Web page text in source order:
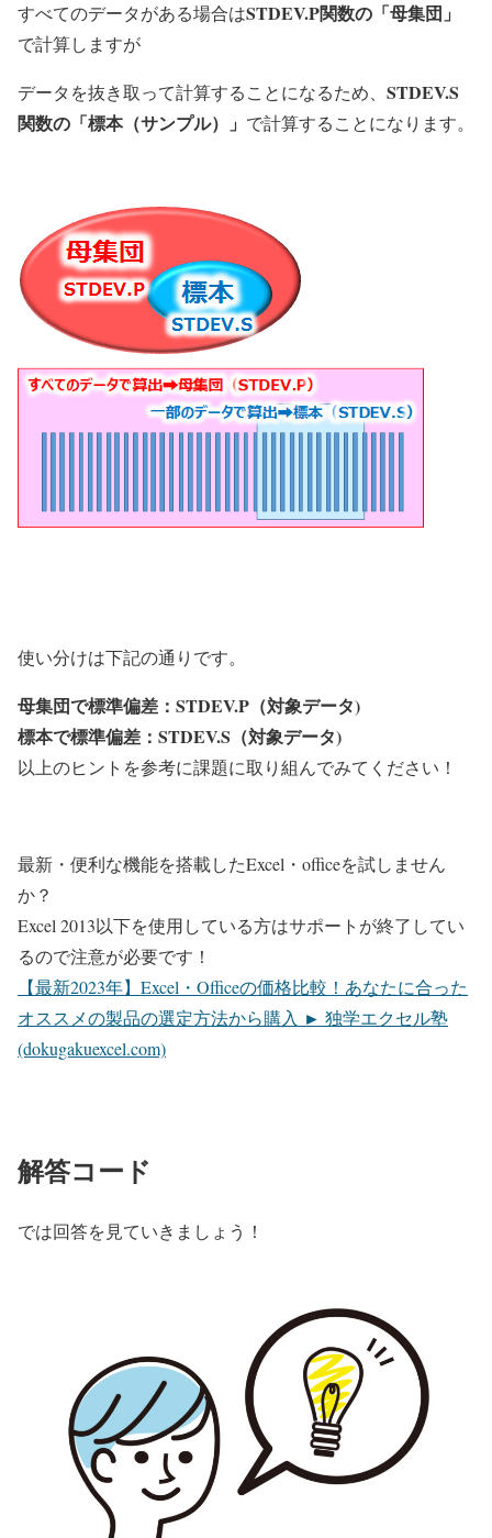
すべてのデータがある場合はSTDEV.P関数の「母集団」
で計算しますが
データを抜き取って計算することになるため、 STDEV.S
関数の「標本（サンプル）」 で計算することになります。
使い分けは下記の通りです。
母集団で標準偏差 ：STDEV.P（対象データ)
標本で標準偏差 ：STDEV.S（対象データ)
以上のヒントを参考に課題に取り組んでみてください！
最新・便利な機能を搭載したExcel・officeを試しません
か？
Excel 2013以下を使用している方はサポートが終了してい
るので注意が必要です！
【最新2023年】Excel・Officeの価格比較！あなたに合った
オススメの製品の選定方法から購入 ► 独学エクセル塾
(dokugakuexcel.com)
解答コード
では回答を見ていきましょう！